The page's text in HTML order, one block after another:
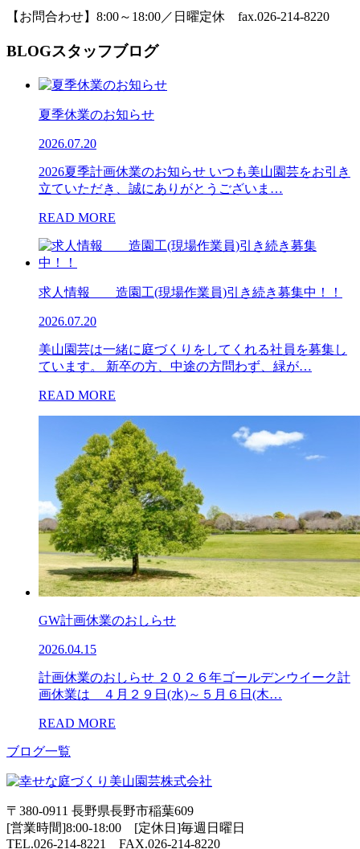
【お問合わせ】8:00～18:00／日曜定休 fax.026-214-8220
BLOGスタッフブログ
夏季休業のお知らせ
2026.07.20
2026夏季計画休業のお知らせ いつも美山園芸をお引き
立ていただき、誠にありがとうございま…
READ MORE
求人情報 造園工(現場作業員)引き続き募集中！！
2026.07.20
美山園芸は一緒に庭づくりをしてくれる社員を募集し
ています。 新卒の方、中途の方問わず、緑が…
READ MORE
GW計画休業のおしらせ
2026.04.15
計画休業のおしらせ ２０２６年ゴールデンウイーク計
画休業は ４月２９日(水)～５月６日(木…
READ MORE
ブログ一覧
〒380-0911 長野県長野市稲葉609
[営業時間]8:00-18:00 [定休日]毎週日曜日
TEL.026-214-8221
FAX.026-214-8220